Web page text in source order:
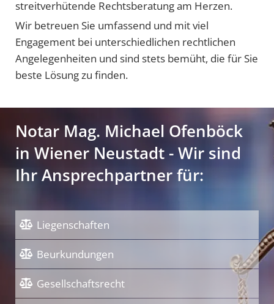
streitverhütende Rechtsberatung am Herzen.
Wir betreuen Sie umfassend und mit viel
Engagement bei unterschiedlichen rechtlichen
Angelegenheiten und sind stets bemüht, die für Sie
beste Lösung zu finden.
Notar Mag. Michael Ofenböck
in Wiener Neustadt - Wir sind
Ihr Ansprechpartner für:
Liegenschaften
Beurkundungen
Gesellschaftsrecht